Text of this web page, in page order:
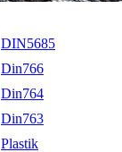
DIN5685
Din766
Din764
Din763
Plastik